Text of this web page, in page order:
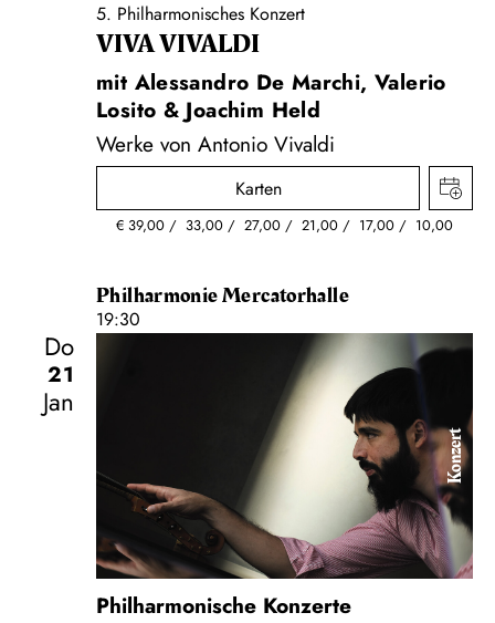
5. Philharmonisches Konzert
VIVA VIVALDI
mit Alessandro De Marchi, Valerio
Losito & Joachim Held
Werke von Antonio Vivaldi
Karten
€ 39,00 33,00 27,00 21,00 17,00 10,00
Philharmonie Mercatorhalle
19:30
Do
21
Jan
Konzert
Philharmonische Konzerte